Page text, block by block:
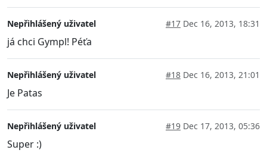
Nepřihlášený uživatel #17 Dec 16, 2013, 18:31
já chci Gympl! Péťa
Nepřihlášený uživatel #18 Dec 16, 2013, 21:01
Je Patas
Nepřihlášený uživatel #19 Dec 17, 2013, 05:36
Super :)